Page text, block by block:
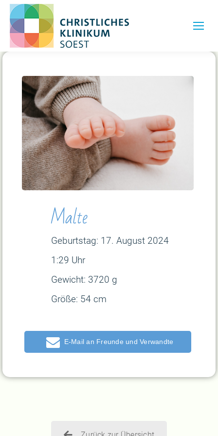
Malte
Geburtstag: 17. August 2024
1:29 Uhr
Gewicht: 3720 g
Größe: 54 cm
E-Mail